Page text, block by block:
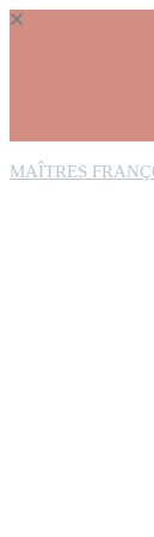
MAÎTRES
Panneau de